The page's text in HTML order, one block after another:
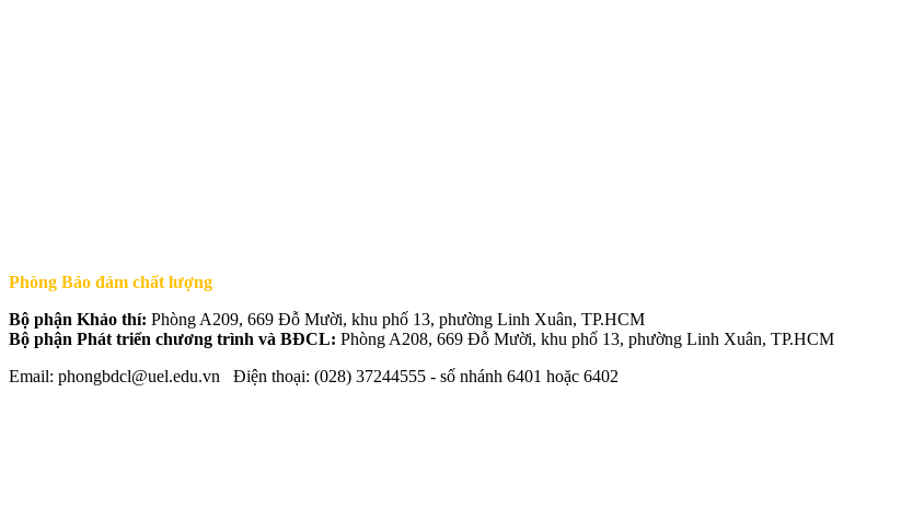
Phòng Bảo đảm chất lượng
Bộ phận Khảo thí: Phòng A209, 669 Đỗ Mười, khu phố 13, phường Linh Xuân, TP.HCM
Bộ phận Phát triển chương trình và BĐCL: Phòng A208, 669 Đỗ Mười, khu phố 13, phường Linh Xuân, TP.HCM
Email: phongbdcl@uel.edu.vn Điện thoại: (028) 37244555 - số nhánh 6401 hoặc 6402